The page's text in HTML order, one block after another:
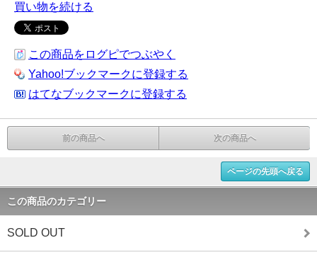
買い物を続ける
この商品をログピでつぶやく
Yahoo!ブックマークに登録する
はてなブックマークに登録する
前の商品へ 次の商品へ
ページの先頭へ戻る
この商品のカテゴリー
SOLD OUT